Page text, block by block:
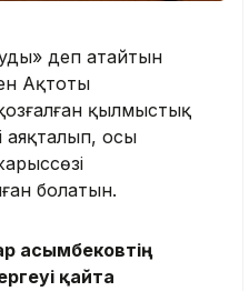
деп атайтын
Ақтоты
қылмыстық
аяқталып, осы
болатын.
Қасымбековтің
қайта